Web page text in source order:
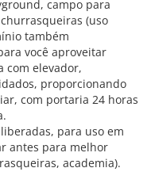
campo para
(uso
também
você aproveitar
com elevador,
proporcionando
com portaria 24 horas
para uso em
antes para melhor
academia).